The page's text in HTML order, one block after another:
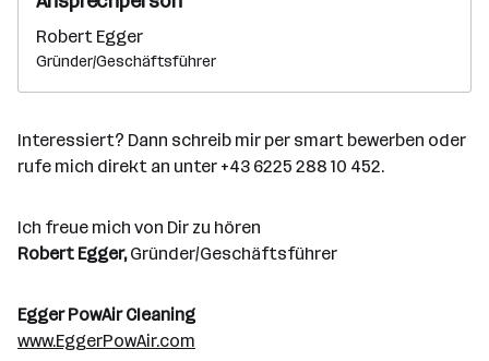
Robert Egger
Gründer/Geschäftsführer
Interessiert? Dann schreib mir per smart bewerben oder
rufe mich direkt an unter +43 6225 288 10 452.
Ich freue mich von Dir zu hören
Robert Egger,Gründer/Geschäftsführer
Egger PowAir Cleaning
www.EggerPowAir.com